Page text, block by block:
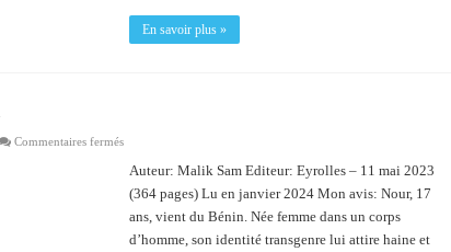
En savoir plus »
Commentaires ferméssur
mensonge
est
vrai
Auteur: Malik Sam Editeur: Eyrolles – 11 mai 2023
(364 pages) Lu en janvier 2024 Mon avis: Nour, 17
ans, vient du Bénin. Née femme dans un corps
d’homme, son identité transgenre lui attire haine et